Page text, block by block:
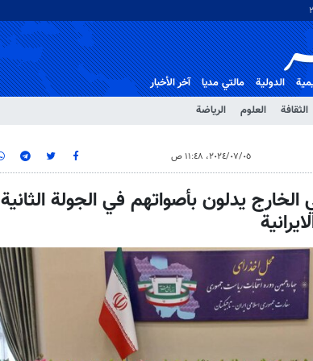
الثقافة العلوم الرياضة
الدولية مالتي مدیا آخر الأخبار
٠٥‏/٠٧‏/٢٠٢٤، ١١:٤٨ ص
يدلون بأصواتهم في الجولة الثانية